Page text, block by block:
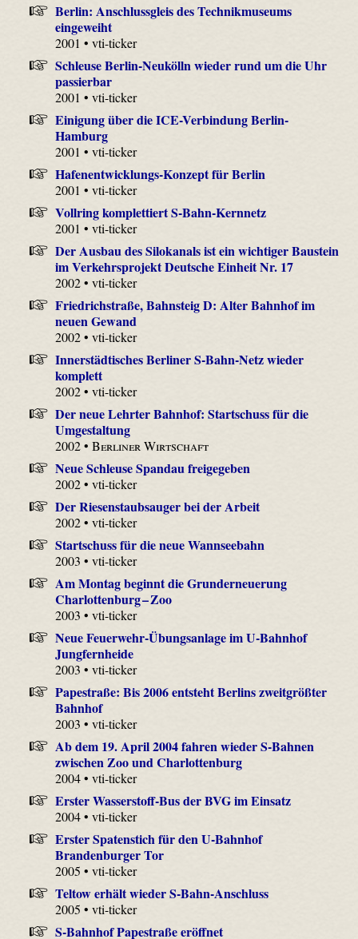
Berlin: Anschlussgleis des Technikmuseums
eingeweiht
2001 • vti-ticker
Schleuse Berlin-Neukölln wieder rund um die Uhr
passierbar
2001 • vti-ticker
Einigung über die ICE-Verbindung Berlin-
Hamburg
2001 • vti-ticker
Hafenentwicklungs-Konzept für Berlin
2001 • vti-ticker
Vollring komplettiert S-Bahn-Kernnetz
2001 • vti-ticker
Der Ausbau des Silokanals ist ein wichtiger Baustein
im Verkehrsprojekt Deutsche Einheit Nr. 17
2002 • vti-ticker
Friedrichstraße, Bahnsteig D: Alter Bahnhof im
neuen Gewand
2002 • vti-ticker
Innerstädtisches Berliner S-Bahn-Netz wieder
komplett
2002 • vti-ticker
Der neue Lehrter Bahnhof: Startschuss für die
Umgestaltung
2002 •Berliner Wirtschaft
Neue Schleuse Spandau freigegeben
2002 • vti-ticker
Der Riesenstaubsauger bei der Arbeit
2002 • vti-ticker
Startschuss für die neue Wannseebahn
2003 • vti-ticker
Am Montag beginnt die Grunderneuerung
Charlottenburg – Zoo
2003 • vti-ticker
Neue Feuerwehr-Übungsanlage im U-Bahnhof
Jungfernheide
2003 • vti-ticker
Papestraße: Bis 2006 entsteht Berlins zweitgrößter
Bahnhof
2003 • vti-ticker
Ab dem 19. April 2004 fahren wieder S-Bahnen
zwischen Zoo und Charlottenburg
2004 • vti-ticker
Erster Wasserstoff-Bus der BVG im Einsatz
2004 • vti-ticker
Erster Spatenstich für den U-Bahnhof
Brandenburger Tor
2005 • vti-ticker
Teltow erhält wieder S-Bahn-Anschluss
2005 • vti-ticker
S-Bahnhof Papestraße eröffnet